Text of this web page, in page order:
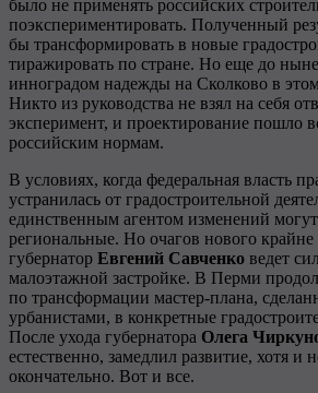
было не применять российских
поэкспериментировать. Полученный
бы трансформировать в новые
тиражировать по стране. Но еще до
инноградом надежды на Сколково в
Никто из руководства не взял на себя
эксперимент, и проектирование пошло
российским нормам.
В условиях, когда федеральная власть
устранилась от градостроительной
единственным агентом изменений
региональные. Но очагов нового
губернатор Евгений Савченко ведет
малоэтажной застройке. В Перми
по трансформации мастер-плана,
урбанистами, в конкретные
После ухода губернатора Олега
естественно, замедлил развитие, хотя и
окончательно. Вот и все.